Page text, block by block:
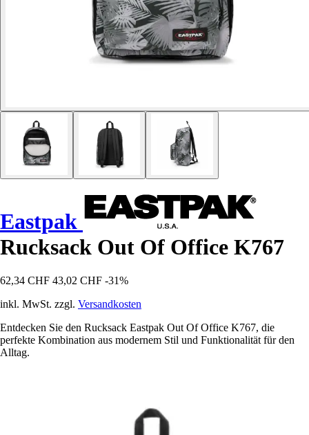
Eastpak
Rucksack Out Of Office K767
62,34 CHF 43,02 CHF -31%
inkl. MwSt. zzgl. Versandkosten
Entdecken Sie den Rucksack Eastpak Out Of Office K767, die
perfekte Kombination aus modernem Stil und Funktionalität für den
Alltag.